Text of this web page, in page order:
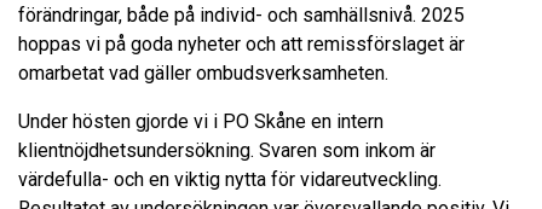
förändringar, både på individ- och samhällsnivå. 2025
hoppas vi på goda nyheter och att remissförslaget är
omarbetat vad gäller ombudsverksamheten.
Under hösten gjorde vi i PO Skåne en intern
klientnöjdhetsundersökning. Svaren som inkom är
värdefulla- och en viktig nytta för vidareutveckling.